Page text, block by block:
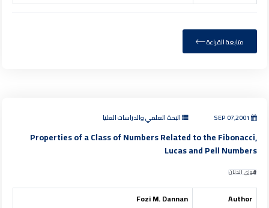
متابعة القراءة
البحث العلمي والدراسات العليا
Properties of a Class of Numbers Related to the Fibonacci,
Lucas and Pell Numbers
فوزي الدنان
Author
Fozi M. Dannan